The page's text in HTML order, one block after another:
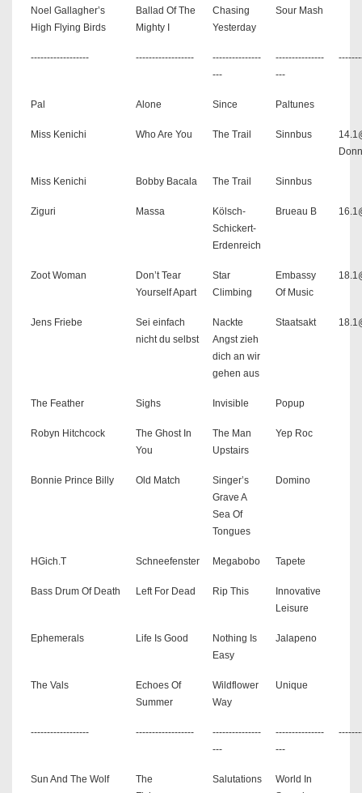
Noel Gallagher’s
High Flying Birds
Ballad Of The
Mighty I
Chasing
Yesterday
Sour Mash
------------------ ------------------
---------------
---
---------------
---
Pal Alone Since Paltunes
Miss Kenichi Who Are You The Trail Sinnbus
Miss Kenichi Bobby Bacala The Trail Sinnbus
Ziguri Massa
Kölsch-
Schickert-
Erdenreich
Brueau B
Zoot Woman
Don’t Tear
Yourself Apart
Star
Climbing
Embassy
Of Music
Jens Friebe
Sei einfach
nicht du selbst
Nackte
Angst zieh
dich an wir
gehen aus
Staatsakt
The Feather Sighs Invisible Popup
Robyn Hitchcock
The Ghost In
You
The Man
Upstairs
Yep Roc
Bonnie Prince Billy Old Match
Singer’s
Grave A
Sea Of
Tongues
Domino
HGich.T Schneefenster Megabobo Tapete
Bass Drum Of Death Left For Dead Rip This
Innovative
Leisure
Ephemerals Life Is Good
Nothing Is
Easy
Jalapeno
The Vals
Echoes Of
Summer
Wildflower
Way
Unique
------------------ ------------------
---------------
---
---------------
---
Sun And The Wolf
The
Salutations
World In